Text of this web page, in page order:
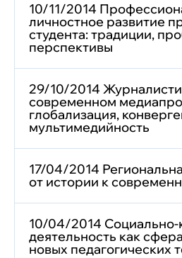
10/11/2014
личностное развитие
студента: традиции,
перспективы
29/10/2014
современном
глобализация,
мультимедийность
17/04/2014
от истории к
10/04/2014 Социально-
деятельность как
новых педагогических